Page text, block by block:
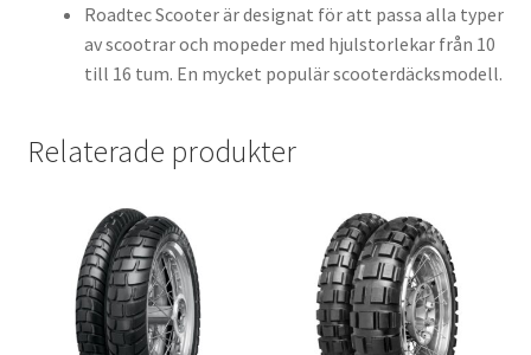
Roadtec Scooter är designat för att passa alla typer
av scootrar och mopeder med hjulstorlekar från 10
till 16 tum. En mycket populär scooterdäcksmodell.
Relaterade produkter